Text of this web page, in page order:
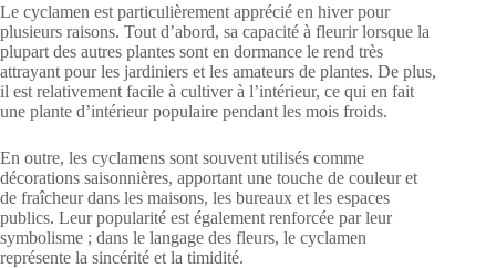
Le cyclamen est particulièrement apprécié en hiver pour
plusieurs raisons. Tout d’abord, sa capacité à fleurir lorsque la
plupart des autres plantes sont en dormance le rend très
attrayant pour les jardiniers et les amateurs de plantes. De plus,
il est relativement facile à cultiver à l’intérieur, ce qui en fait
une plante d’intérieur populaire pendant les mois froids.
En outre, les cyclamens sont souvent utilisés comme
décorations saisonnières, apportant une touche de couleur et
de fraîcheur dans les maisons, les bureaux et les espaces
publics. Leur popularité est également renforcée par leur
symbolisme ; dans le langage des fleurs, le cyclamen
représente la sincérité et la timidité.